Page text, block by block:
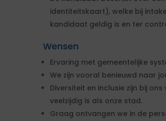
identiteitskaart), welke bij
kandidaat geldig is en ter
Wensen
Ervaring met gemeentelijke
We zijn vooral benieuwd naar
Diversiteit en inclusie zijn bij
veelzijdig is als onze stad.
Graag ontvangen we in de